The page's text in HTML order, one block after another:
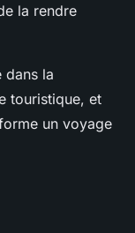
la rendre
dans la
touristique, et
un voyage